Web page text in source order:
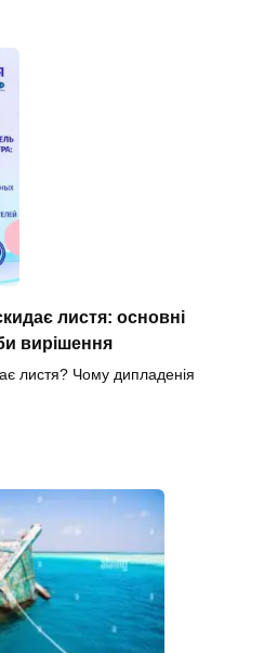
листя: основні
вирішення
листя? Чому дипладенія